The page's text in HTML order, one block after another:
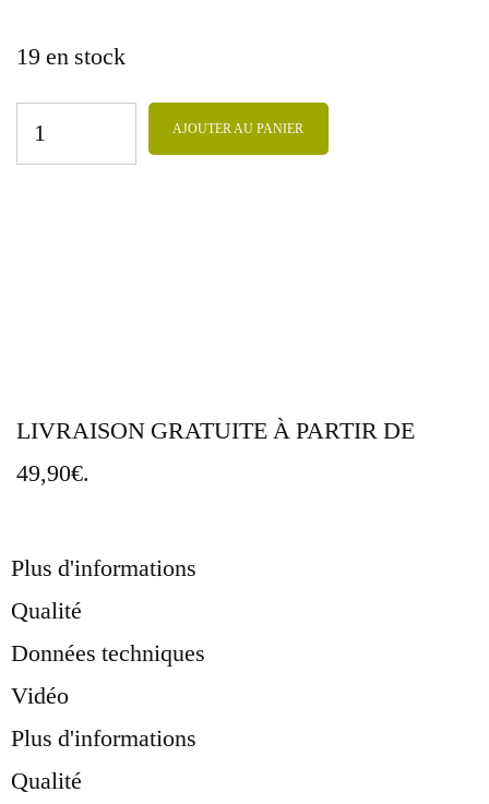
19 en stock
AJOUTER AU PANIER
LIVRAISON GRATUITE À PARTIR DE
49,90€.
Plus d'informations
Qualité
Données techniques
Vidéo
Plus d'informations
Qualité